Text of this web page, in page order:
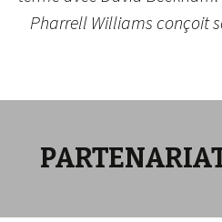
des
articles
Pharrell Williams conçoit